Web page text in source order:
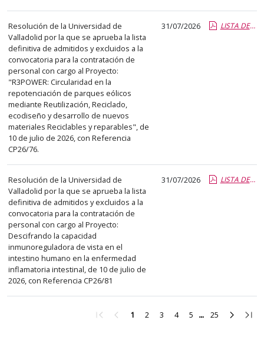
Resolución de la Universidad de
Valladolid por la que se aprueba la lista
definitiva de admitidos y excluidos a la
convocatoria para la contratación de
personal con cargo al Proyecto:
"R3POWER: Circularidad en la
repotenciación de parques eólicos
mediante Reutilización, Reciclado,
ecodiseño y desarrollo de nuevos
materiales Reciclables y reparables", de
10 de julio de 2026, con Referencia
CP26/76.
31/07/2026 LISTA DEFINITIVA ADMITIDOS Y EXCLUIDOS CP26-76.pdf.pdf
Resolución de la Universidad de
Valladolid por la que se aprueba la lista
definitiva de admitidos y excluidos a la
convocatoria para la contratación de
personal con cargo al Proyecto:
Descifrando la capacidad
inmunoreguladora de vista en el
intestino humano en la enfermedad
inflamatoria intestinal, de 10 de julio de
2026, con Referencia CP26/81
31/07/2026 LISTA DEFINITIVA ADMITIDOS Y EXCLUIDOS CP 26-81.pdf.pdf
Ir
Ir
1 2Ir
3 4Ir
5 25Ir
Ir
Ir